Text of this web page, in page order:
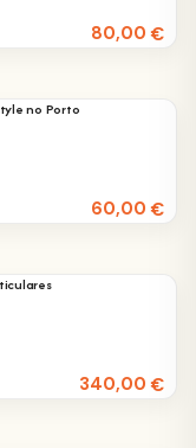
80,00€
no Porto
60,00€
340,00€